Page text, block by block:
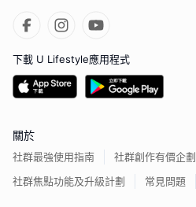
下載 U Lifestyle應用程式
關於
社群最強使用指南
社群創作有價企劃
社群焦點功能及升級計劃
常見問題